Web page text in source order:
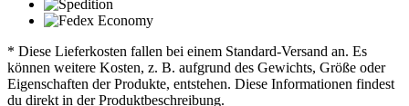
* Diese Lieferkosten fallen bei einem Standard-Versand an. Es
können weitere Kosten, z. B. aufgrund des Gewichts, Größe oder
Eigenschaften der Produkte, entstehen. Diese Informationen findest
du direkt in der Produktbeschreibung.